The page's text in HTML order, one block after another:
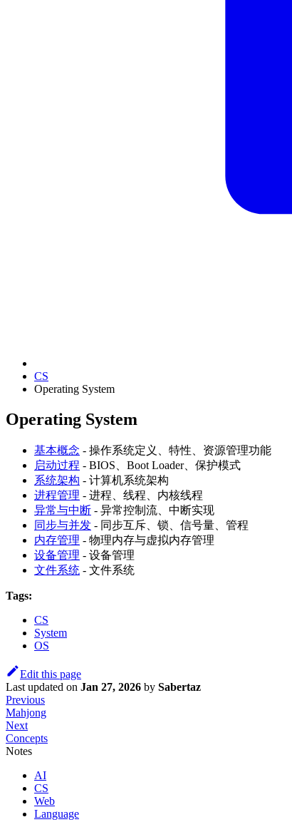
CS
Operating System
Operating System
基本概念 - 操作系统定义、特性、资源管理功能
启动过程 - BIOS、Boot Loader、保护模式
系统架构 - 计算机系统架构
进程管理 - 进程、线程、内核线程
异常与中断 - 异常控制流、中断实现
同步与并发 - 同步互斥、锁、信号量、管程
内存管理 - 物理内存与虚拟内存管理
设备管理 - 设备管理
文件系统 - 文件系统
Tags:
CS
System
OS
Edit this page
Last updated on Jan 27, 2026 by Sabertaz
Previous
Mahjong
Next
Concepts
Notes
AI
CS
Web
Language